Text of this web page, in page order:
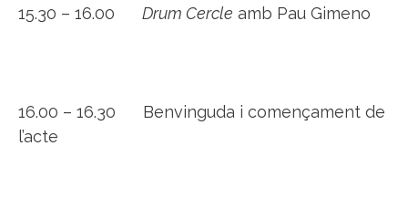
15.30 – 16.00 Drum Cercle amb Pau Gimeno
16.00 – 16.30 Benvinguda i començament de
l’acte